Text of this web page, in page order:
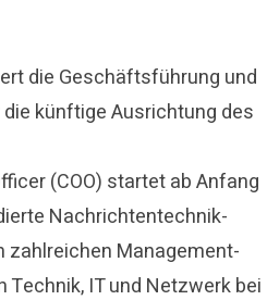
die Geschäftsführung und
künftige Ausrichtung des
(COO) startet ab Anfang
Nachrichtentechnik-
zahlreichen Management-
Technik, IT und Netzwerk bei